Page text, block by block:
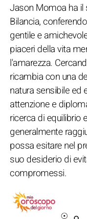
Jason Momoa ha il
Bilancia,
gentile e
piaceri della vita
l'amarezza.
ricambia con una
natura sensibile
attenzione e
ricerca di equilibrio
generalmente
possa esitare nel
suo desiderio di
compromessi.